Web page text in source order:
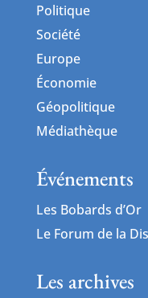
Politique
Société
Europe
Économie
Géopolitique
Médiathèque
Événements
Les Bobards d’Or
Le Forum de la
Les archives